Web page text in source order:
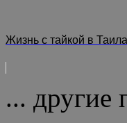
Жизнь с тайкой в
... другие